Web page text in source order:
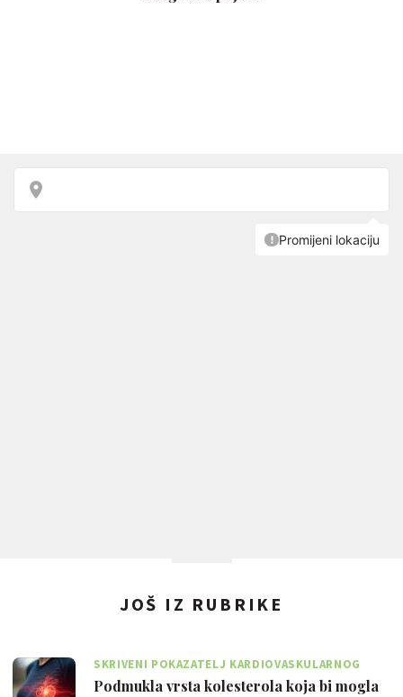
JOŠ IZ RUBRIKE
SKRIVENI POKAZATELJ KARDIOVASKULARNOG
RIZIKA
Podmukla vrsta kolesterola koja bi mogla